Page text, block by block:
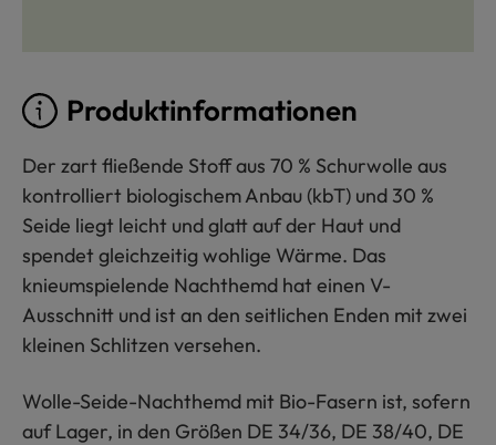
Produktinformationen
Der zart fließende Stoff aus 70 % Schurwolle aus
kontrolliert biologischem Anbau (kbT) und 30 %
Seide liegt leicht und glatt auf der Haut und
spendet gleichzeitig wohlige Wärme. Das
knieumspielende Nachthemd hat einen V-
Ausschnitt und ist an den seitlichen Enden mit zwei
kleinen Schlitzen versehen.
Wolle-Seide-Nachthemd mit Bio-Fasern ist, sofern
auf Lager, in den Größen DE 34/36, DE 38/40, DE